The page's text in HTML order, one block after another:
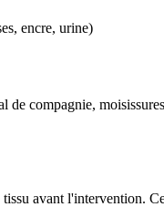
encre, urine)
de compagnie,
avant l'intervention.